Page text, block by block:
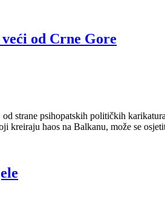
od Crne Gore
strane psihopatskih političkih
kreiraju haos na Balkanu, može se